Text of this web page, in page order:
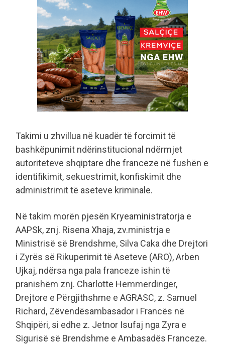
Takimi u zhvillua në kuadër të forcimit të
bashkëpunimit ndërinstitucional ndërmjet
autoriteteve shqiptare dhe franceze në fushën e
identifikimit, sekuestrimit, konfiskimit dhe
administrimit të aseteve kriminale.
Në takim morën pjesën Kryeaministratorja e
AAPSk, znj. Risena Xhaja, zv.ministrja e
Ministrisë së Brendshme, Silva Caka dhe Drejtori
i Zyrës së Rikuperimit të Aseteve (ARO), Arben
Ujkaj, ndërsa nga pala franceze ishin të
pranishëm znj. Charlotte Hemmerdinger,
Drejtore e Përgjithshme e AGRASC, z. Samuel
Richard, Zëvendësambasador i Francës në
Shqipëri, si edhe z. Jetnor Isufaj nga Zyra e
Sigurisë së Brendshme e Ambasadës Franceze.